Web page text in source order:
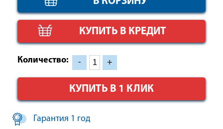
КУПИТЬ В КРЕДИТ
Количество: - +
КУПИТЬ В 1 КЛИК
Гарантия 1 год